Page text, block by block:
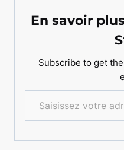
En savoir
Subscribe to get
Saisissez votre adresse e-mail…